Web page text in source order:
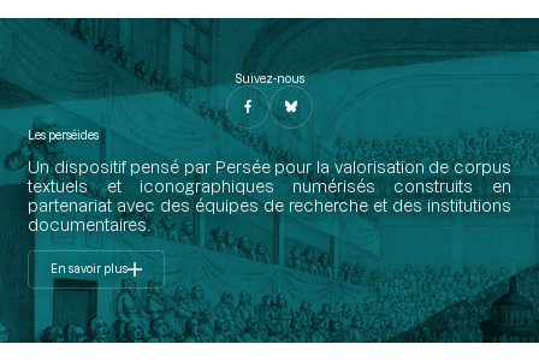
Suivez-nous
Les perséides
Un dispositif pensé par Persée pour la valorisation de corpus
textuels et iconographiques numérisés construits en
partenariat avec des équipes de recherche et des institutions
documentaires.
En savoir plus